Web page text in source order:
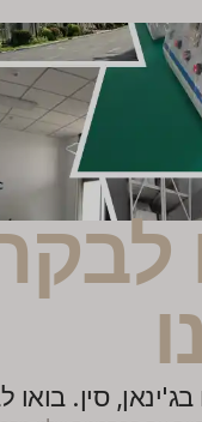
סין. בואו